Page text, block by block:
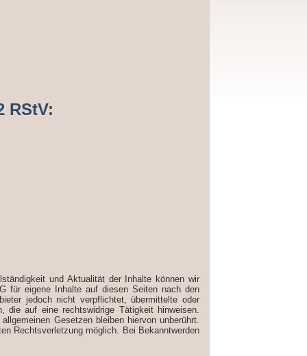
RStV:
und Aktualität der Inhalte können wir
für eigene Inhalte auf diesen Seiten nach den
jedoch nicht verpflichtet, übermittelte oder
die auf eine rechtswidrige Tätigkeit hinweisen.
Gesetzen bleiben hiervon unberührt.
Rechtsverletzung möglich. Bei Bekanntwerden